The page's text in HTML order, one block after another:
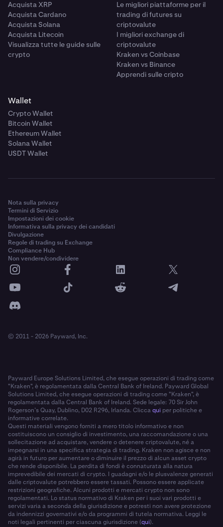
Acquista XRP
Acquista Cardano
Acquista Solana
Acquista Litecoin
Visualizza tutte le guide sulle
crypto
Le migliori piattaforme per il
trading di futures su
criptovalute
I migliori exchange di
criptovalute
Kraken vs Coinbase
Kraken vs Binance
Apprendi sulle cripto
Wallet
Crypto Wallet
Bitcoin Wallet
Ethereum Wallet
Solana Wallet
USDT Wallet
Nota sulla privacy
Termini di Servizio
Impostazioni dei cookie
Informativa sulla privacy dei candidati
Divulgazione
Regole di trading su Exchange
Compliance Hub
Non vendere/condividere
© 2011 - 2026 Payward, Inc.
Payward Europe Solutions Limited, che esegue operazioni di trading come
"Kraken", è regolamentata dalla Central Bank of Ireland. Payward Global
Solutions Limited, che esegue operazioni di trading come "Kraken", è
regolamentata dalla Central Bank of Ireland. Sede legale: 70 Sir John
Rogerson’s Quay, Dublino, D02 R296, Irlanda. Cliccaqui per politiche e
informative correlate.
Questi materiali vengono forniti a mero titolo informativo e non
costituiscono un consiglio di investimento, una raccomandazione o una
sollecitazione ad acquistare, vendere o detenere criptovalute, né a
impegnarsi in una specifica strategia di trading. Kraken non agisce e non
agirà in futuro per aumentare o diminuire il prezzo di alcun asset crypto
che rende disponibile. La perdita di fondi è connaturata alla natura
imprevedibile dei mercati di crypto. I guadagni e/o le plusvalenze generati
dalle criptovalute potrebbero essere tassati. Possono essere applicate
restrizioni geografiche. Alcuni prodotti e mercati crypto non sono
regolamentati. Lo status normativo di Kraken per i suoi vari prodotti e
servizi varia a seconda della giurisdizione e potresti non avere protezione
da indennizzi governativi e/o da programmi di tutela normativa. Leggi le
noti legali pertinenti per ciascuna giurisdizione (qui).